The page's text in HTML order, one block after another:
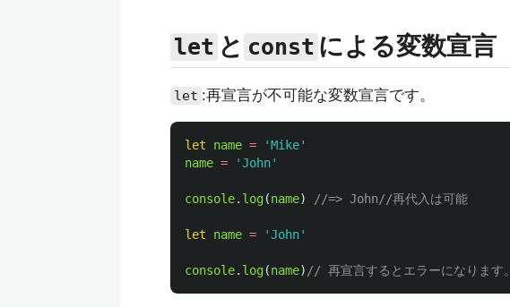
let と const による変数宣言
let :再宣言が不可能な変数宣言です。
let name = 'Mike'
name = 'John'
console. log(name) //=> John//再代入は可能
let name = 'John'
console. log(name) // 再宣言するとエラーになります。